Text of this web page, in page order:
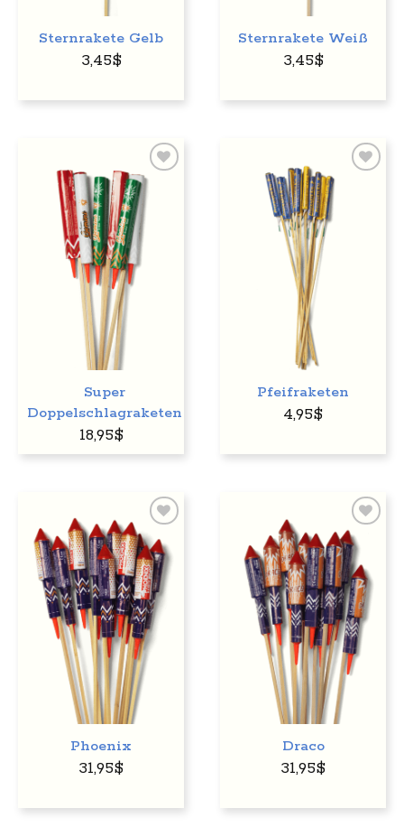
Sternrakete Gelb
3,45$
Sternrakete Weiß
3,45$
den
Wunschzettel
Super
Doppelschlagraketen
18,95$
Wunschzettel
Pfeifraketen
4,95$
Auf
den
Wunschzettel
Phoenix
31,95$
Auf
den
Wunschzettel
Draco
31,95$